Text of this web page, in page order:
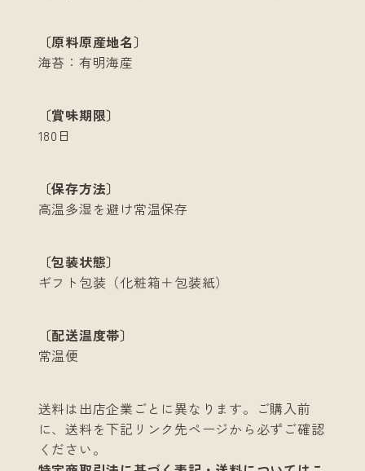
〔原料原産地名〕
海苔：有明海産
〔賞味期限〕
180日
〔保存方法〕
高温多湿を避け常温保存
〔包装状態〕
ギフト包装（化粧箱＋包装紙）
〔配送温度帯〕
常温便
送料は出店企業ごとに異なります。ご購入前
に、送料を下記リンク先ページから必ずご確認
ください。